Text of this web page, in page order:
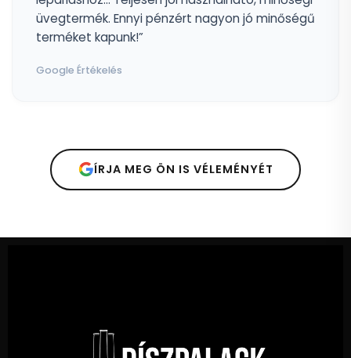
üvegtermék. Ennyi pénzért nagyon jó minőségű
terméket kapunk!”
Google Értékelés
ÍRJA MEG ÖN IS VÉLEMÉNYÉT